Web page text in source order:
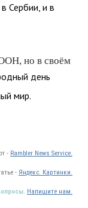
Сербии, и в
но в своём
день
мир.
- Rambler News Service.
- Яндекс. Картинки.
Напишите нам.